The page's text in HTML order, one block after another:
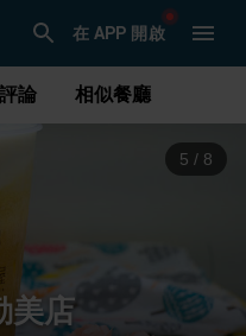
在 APP 開啟
評論 相似餐廳
5 / 8
美店